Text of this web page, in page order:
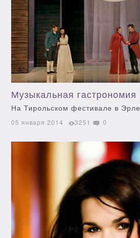
Музыкальная гастрономия
На Тирольском фестивале в Эрле
05 января 2014 3251 0